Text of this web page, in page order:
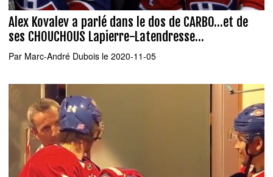
Alex Kovalev a parlé dans le dos de CARBO...et de
ses CHOUCHOUS Lapierre-Latendresse...
Par Marc-André Dubois le 2020-11-05